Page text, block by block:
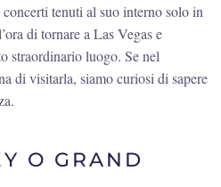
tenuti al suo interno solo in
di tornare a Las Vegas e
straordinario luogo. Se nel
di visitarla, siamo curiosi di sapere
O GRAND